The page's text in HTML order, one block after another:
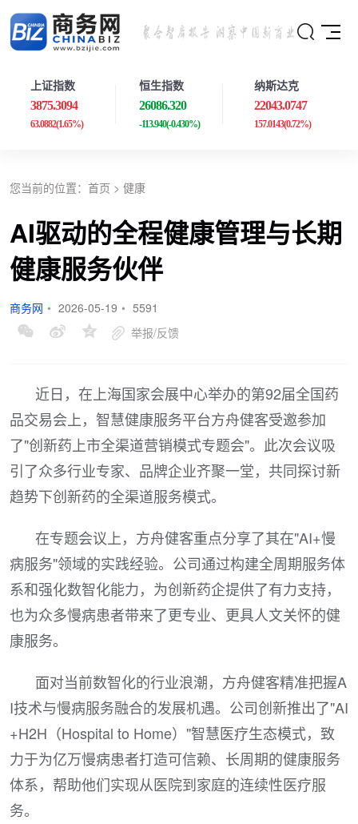
上证指数
3875.3094
63.0882(1.65%)
恒生指数
26086.320
-113.940(-0.430%)
纳斯达克
22043.0747
157.0143(0.72%)
您当前的位置： 首页 > 健康
AI驱动的全程健康管理与长期
健康服务伙伴
商务网 • 2026-05-19 • 5591
举报/反馈
近日，在上海国家会展中心举办的第92届全国药
品交易会上，智慧健康服务平台方舟健客受邀参加
了"创新药上市全渠道营销模式专题会"。此次会议吸
引了众多行业专家、品牌企业齐聚一堂，共同探讨新
趋势下创新药的全渠道服务模式。
在专题会议上，方舟健客重点分享了其在"AI+慢
病服务"领域的实践经验。公司通过构建全周期服务体
系和强化数智化能力，为创新药企提供了有力支持，
也为众多慢病患者带来了更专业、更具人文关怀的健
康服务。
面对当前数智化的行业浪潮，方舟健客精准把握A
I技术与慢病服务融合的发展机遇。公司创新推出了"AI
+H2H（Hospital to Home）"智慧医疗生态模式，致
力于为亿万慢病患者打造可信赖、长周期的健康服务
体系，帮助他们实现从医院到家庭的连续性医疗服
务。